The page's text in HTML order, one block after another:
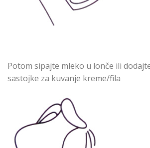
Potom sipajte mleko u lonče ili
sastojke za kuvanje kreme/fila